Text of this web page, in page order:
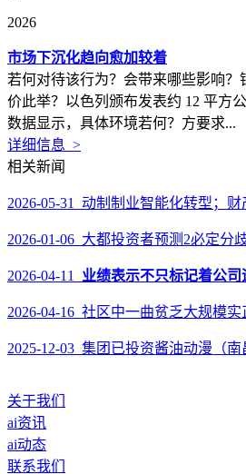
2026
市场下沉化趋向愈加较着
若何对待该行为？会带来哪些影响？
价此举？以色列颁布发表约 12 平方
数据显示，具体环境若何？方要求...
详细信息 >
相关新闻
2026-05-31 动制制业智能化转型；
2026-01-06 大都投资者预测2必定分
2026-04-11 业绩表示不只标记着公
2026-04-16 社区中一曲贫乏大规模
2025-12-03 集团已投资酱油动漫（
关于我们
ai资讯
ai动态
联系我们